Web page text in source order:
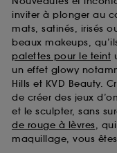
inviter à plonger au
mats, satinés, irisés
beaux makeups,
palettes pour le teint
un effet glowy
Hills et KVD Beauty.
de créer des jeux
et le sculpter, sans
de rouge à lèvres,
maquillage, vous
d’en
Cookies de
ils nous
fraudes aux
usurpations
Cookies
permettant
certaines
cookies
vous faire